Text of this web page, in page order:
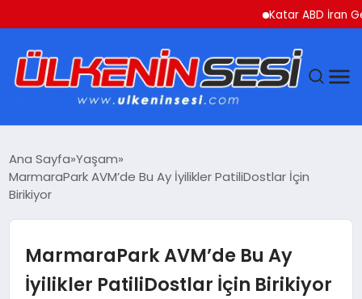
Katar ABD İran
EKONOMI
MAGAZIN
Ana Sayfa Yaşam
MarmaraPark AVM’de Bu Ay İyilikler PatiliDostlar İçin
Birikiyor
MarmaraPark AVM’de Bu Ay
İyilikler PatiliDostlar İçin Birikiyor